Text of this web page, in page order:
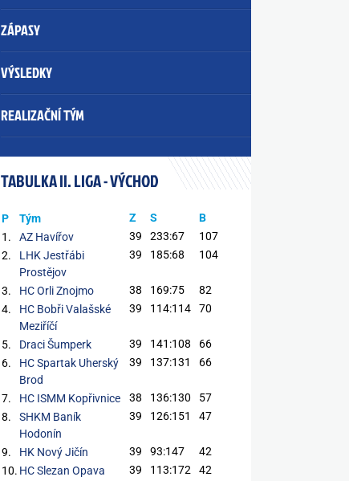
ZÁPASY
VÝSLEDKY
REALIZAČNÍ TÝM
TABULKA II. LIGA - VÝCHOD
P Tým Z S
B
1.
AZ Havířov 39 233:67
107
2.
LHK Jestřábi
Prostějov
39 185:68 104
3. HC Orli Znojmo 38 169:75
82
4.
HC Bobři Valašské
Meziříčí
39 114:114 70
5. Draci Šumperk 39 141:108
66
6.
HC Spartak Uherský
Brod
39 137:131 66
7. HC ISMM Kopřivnice 38 136:130
57
8.
SHKM Baník
Hodonín
39 126:151 47
9. HK Nový Jičín 39 93:147
42
10. HC Slezan Opava 39 113:172
42